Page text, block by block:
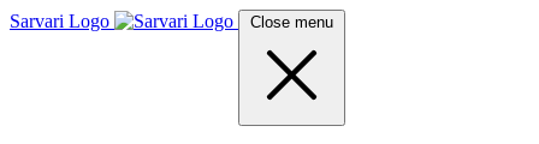
Sarvari Logo Close menu